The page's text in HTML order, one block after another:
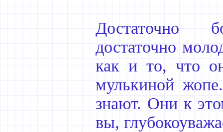
Достаточно
достаточно
как и то, что
мулькиной
знают. Они к
вы,